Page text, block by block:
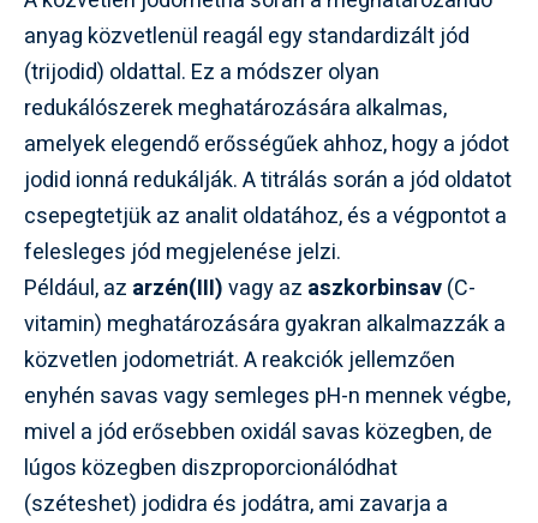
anyag közvetlenül reagál egy standardizált jód
(trijodid) oldattal. Ez a módszer olyan
redukálószerek meghatározására alkalmas,
amelyek elegendő erősségűek ahhoz, hogy a jódot
jodid ionná redukálják. A titrálás során a jód oldatot
csepegtetjük az analit oldatához, és a végpontot a
felesleges jód megjelenése jelzi.
Például, az arzén(III)vagy az aszkorbinsav(C-
vitamin) meghatározására gyakran alkalmazzák a
közvetlen jodometriát. A reakciók jellemzően
enyhén savas vagy semleges pH-n mennek végbe,
mivel a jód erősebben oxidál savas közegben, de
lúgos közegben diszproporcionálódhat
(széteshet) jodidra és jodátra, ami zavarja a